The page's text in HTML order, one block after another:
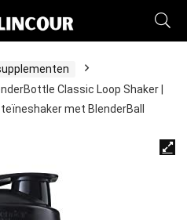
Classic Loop Shaker |
met BlenderBall